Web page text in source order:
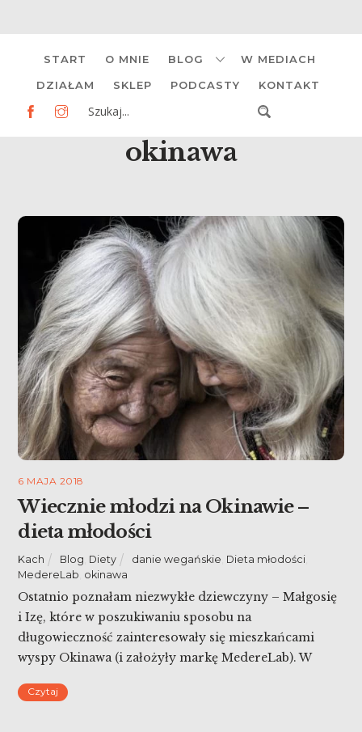
content
START O MNIE BLOG W MEDIACH
DZIAŁAM SKLEP PODCASTY KONTAKT
okinawa
6 MAJA 2018
Wiecznie młodzi na Okinawie –
dieta młodości
Kach Blog Diety danie wegańskie Dieta młodości
MedereLab okinawa
Ostatnio poznałam niezwykłe dziewczyny – Małgosię
i Izę, które w poszukiwaniu sposobu na
długowieczność zainteresowały się mieszkańcami
wyspy Okinawa (i założyły markę MedereLab). W
analiz, a mnie jako dietetyka, zainspirowały do
Czytaj